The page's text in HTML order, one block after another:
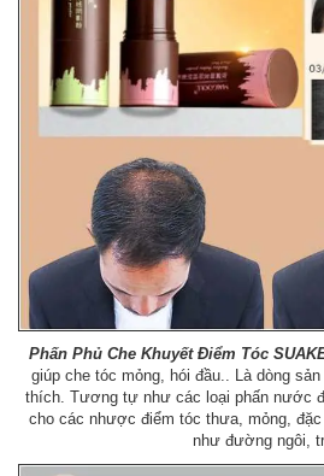
Phấn Phủ Che Khuyết Điểm Tóc
giúp che tóc mỏng, hói đầu.. Là dòng
thích. Tương tự như các loại phấn nước
cho các nhược điểm tóc thưa, mỏng,
như đường ngôi,